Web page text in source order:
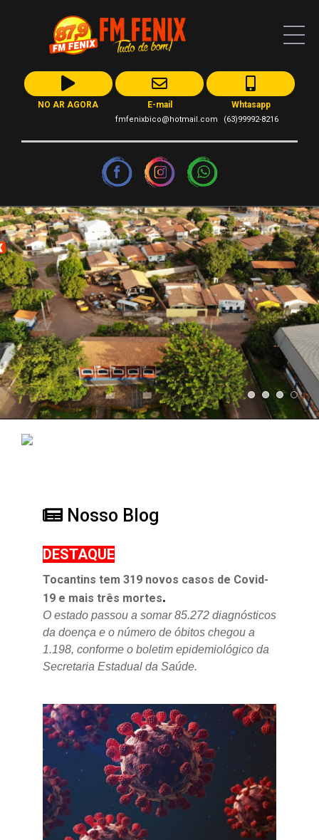
NO AR AGORA E-mail
fmfenixbico@hotmail.com
Whtasapp
(63)99992-8216
Nosso Blog
DESTAQUE
Tocantins tem 319 novos casos de Covid-
19 e mais três mortes.
O estado passou a somar 85.272 diagnósticos
da doença e o número de óbitos chegou a
1.198, conforme o boletim epidemiológico da
Secretaria Estadual da Saúde.